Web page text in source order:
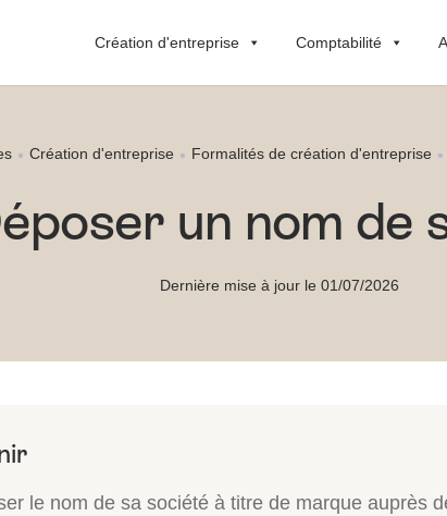
Création d'entreprise Comptabilité
Création d'entreprise Formalités de création d'entreprise
un nom de
Dernière mise à jour le 01/07/2026
le nom de sa société à titre de marque auprès